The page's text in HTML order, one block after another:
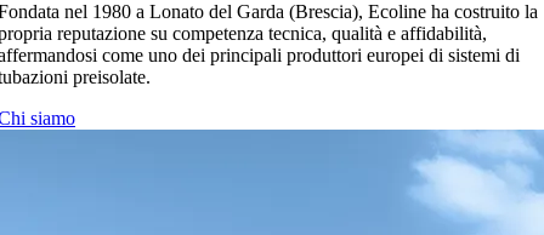
nel 1980 a Lonato del Garda (Brescia), Ecoline ha costruito la
reputazione su competenza tecnica, qualità e affidabilità,
come uno dei principali produttori europei di sistemi di
preisolate.
siamo